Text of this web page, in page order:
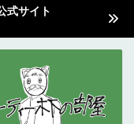
式サイト